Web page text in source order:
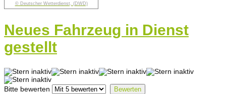
© Deutscher Wetterdienst, (DWD)
Neues Fahrzeug in Dienst
gestellt
Bitte bewerten